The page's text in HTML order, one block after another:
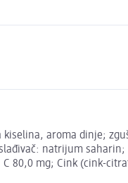
aroma dinje;
natrijum
80,0 mg; Cink (cink-